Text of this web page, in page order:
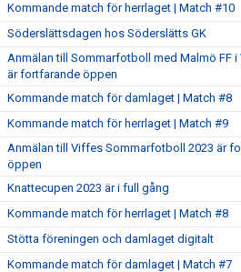
Kommande match för herrlaget | Match #10
Söderslättsdagen hos Söderslätts GK
Anmälan till Sommarfotboll med Malmö FF i
är fortfarande öppen
Kommande match för damlaget | Match #8
Kommande match för herrlaget | Match #9
Anmälan till Viffes Sommarfotboll 2023 är
öppen
Knattecupen 2023 är i full gång
Kommande match för herrlaget | Match #8
Stötta föreningen och damlaget digitalt
Kommande match för damlaget | Match #7